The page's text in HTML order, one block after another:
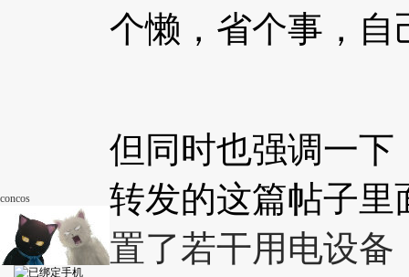
concos
个懒，省个事，自
但同时也强调一下
转发的这篇帖子里
置了若干用电设